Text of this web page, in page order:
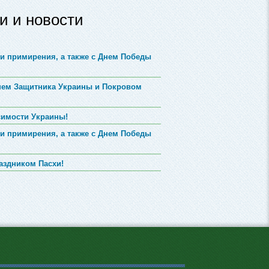
и новости
примирения, а также с Днем Победы
Защитника Украины и Покровом
Украины!
примирения, а также с Днем Победы
Пасхи!